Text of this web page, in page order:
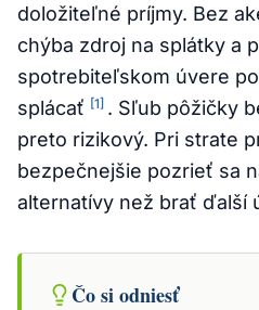
doložiteľné príjmy. Bez
chýba zdroj na splátky a
spotrebiteľskom úvere
splácať [1] . Sľub pôžičky
preto rizikový. Pri strate
bezpečnejšie pozrieť sa
alternatívy než brať ďalší
Čo si odniesť